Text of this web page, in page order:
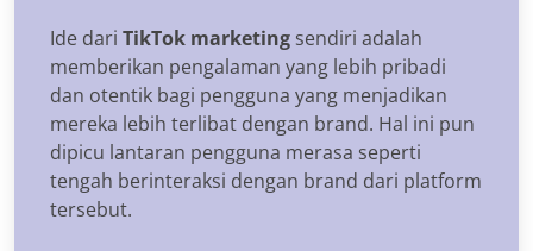
Ide dari TikTok marketing sendiri adalah
memberikan pengalaman yang lebih pribadi
dan otentik bagi pengguna yang menjadikan
mereka lebih terlibat dengan brand. Hal ini pun
dipicu lantaran pengguna merasa seperti
tengah berinteraksi dengan brand dari platform
tersebut.